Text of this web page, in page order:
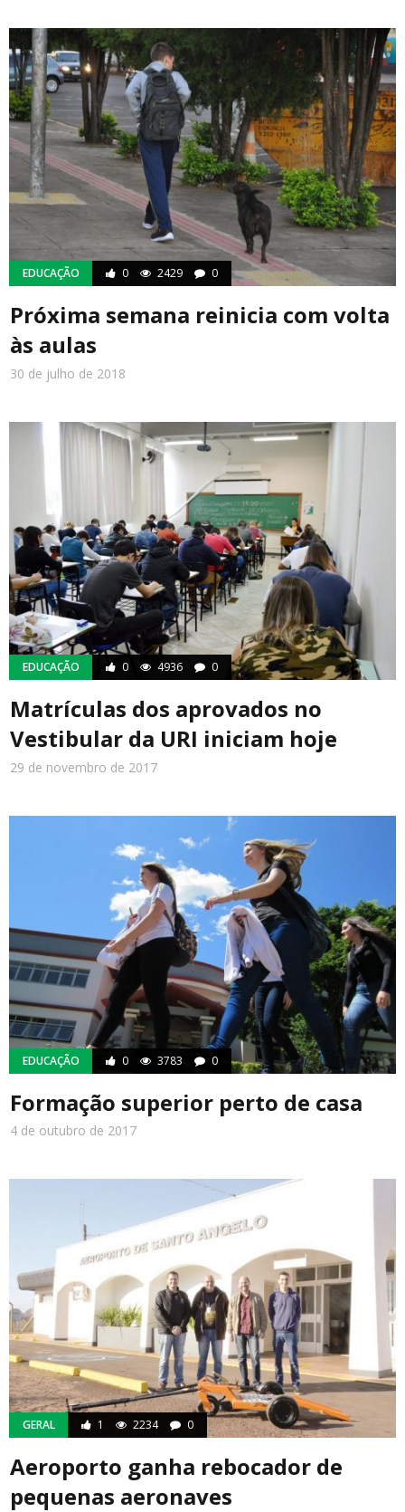
EDUCAÇÃO 0 2429 0
Próxima semana reinicia com volta
às aulas
30 de julho de 2018
EDUCAÇÃO 0 4936 0
Matrículas dos aprovados no
Vestibular da URI iniciam hoje
29 de novembro de 2017
EDUCAÇÃO 0 3783 0
Formação superior perto de casa
4 de outubro de 2017
GERAL 1 2234 0
Aeroporto ganha rebocador de
pequenas aeronaves